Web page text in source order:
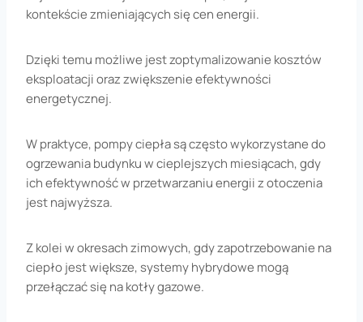
kontekście zmieniających się cen energii.
Dzięki temu możliwe jest zoptymalizowanie kosztów
eksploatacji oraz zwiększenie efektywności
energetycznej.
W praktyce, pompy ciepła są często wykorzystane do
ogrzewania budynku w cieplejszych miesiącach, gdy
ich efektywność w przetwarzaniu energii z otoczenia
jest najwyższa.
Z kolei w okresach zimowych, gdy zapotrzebowanie na
ciepło jest większe, systemy hybrydowe mogą
przełączać się na kotły gazowe.